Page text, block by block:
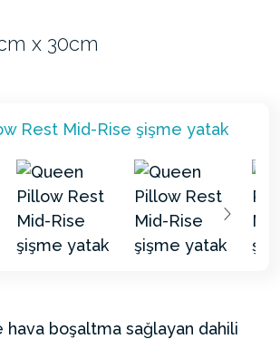
x 30cm
hava boşaltma sağlayan dahili